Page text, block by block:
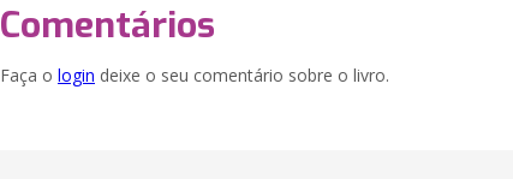
Comentários
Faça o login deixe o seu comentário sobre o livro.